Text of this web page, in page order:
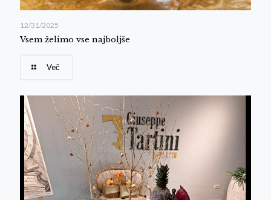
12/31/2025
Vsem želimo vse najboljše
Več